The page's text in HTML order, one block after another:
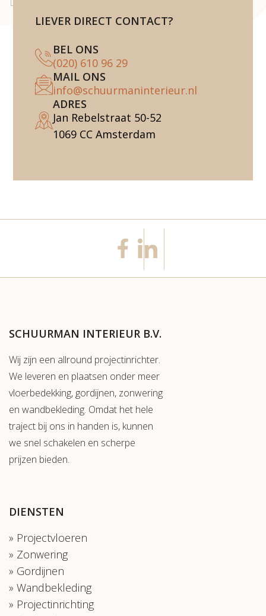
LIEVER DIRECT CONTACT?
BEL ONS
(020) 610 96 29
MAIL ONS
info@schuurmaninterieur.nl
ADRES
Jan Rebelstraat 50-52
1069 CC Amsterdam
SCHUURMAN INTERIEUR B.V.
Wij zijn een allround projectinrichter.
We leveren en plaatsen onder meer
vloerbedekking, gordijnen, zonwering
en wandbekleding. Omdat het hele
traject bij ons in handen is, kunnen
we snel schakelen en scherpe
prijzen bieden.
DIENSTEN
Projectvloeren
Zonwering
Gordijnen
Wandbekleding
Projectinrichting